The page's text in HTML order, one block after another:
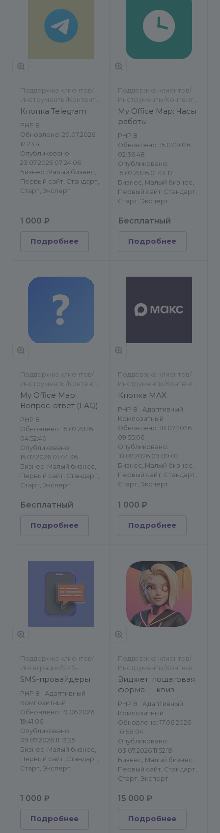
Поддержка клиентов/
Инструменты/Контент-
менеджеру/Обратная
Кнопка Telegram
PHP 8
Обновлено: 20.07.2026
12:23:41
Опубликовано:
23.07.2026 07:24:06
Бизнес, Малый бизнес,
Первый сайт, Стандарт,
Старт, Эксперт
1 000 ₽
Подробнее
Поддержка клиентов/
Инструменты/Контент-
менеджеру/Другое
My Office Map: Часы
работы
PHP 8
Обновлено: 15.07.2026
02:36:48
Опубликовано:
15.07.2026 01:44:17
Бизнес, Малый бизнес,
Первый сайт, Стандарт,
Старт, Эксперт
Бесплатный
Подробнее
Поддержка клиентов/
Инструменты/Контент-
менеджеру/Другое
My Office Map:
Вопрос-ответ (FAQ)
PHP 8
Обновлено: 15.07.2026
04:52:40
Опубликовано:
15.07.2026 01:44:36
Бизнес, Малый бизнес,
Первый сайт, Стандарт,
Старт, Эксперт
Бесплатный
Подробнее
Поддержка клиентов/
Инструменты/Контент-
менеджеру/Обратная
Кнопка MAX
PHP 8
Адаптивный
Композитный
Обновлено: 18.07.2026
09:55:06
Опубликовано:
18.07.2026 09:09:02
Бизнес, Малый бизнес,
Первый сайт, Стандарт,
Старт, Эксперт
1 000 ₽
Подробнее
Поддержка клиентов/
Интеграция/SMS-
шлюзы/Обратная связь
SMS-провайдеры
PHP 8
Адаптивный
Композитный
Обновлено: 19.06.2026
19:41:06
Опубликовано:
09.07.2026 11:13:25
Бизнес, Малый бизнес,
Первый сайт, Стандарт,
Старт, Эксперт
1 000 ₽
Подробнее
Поддержка клиентов/
Инструменты/Контент-
менеджеру/Другое
Виджет: пошаговая
форма — квиз
PHP 8
Адаптивный
Композитный
Обновлено: 17.06.2026
10:58:04
Опубликовано:
03.07.2026 11:52:19
Бизнес, Малый бизнес,
Первый сайт, Стандарт,
Старт, Эксперт
15 000 ₽
Подробнее